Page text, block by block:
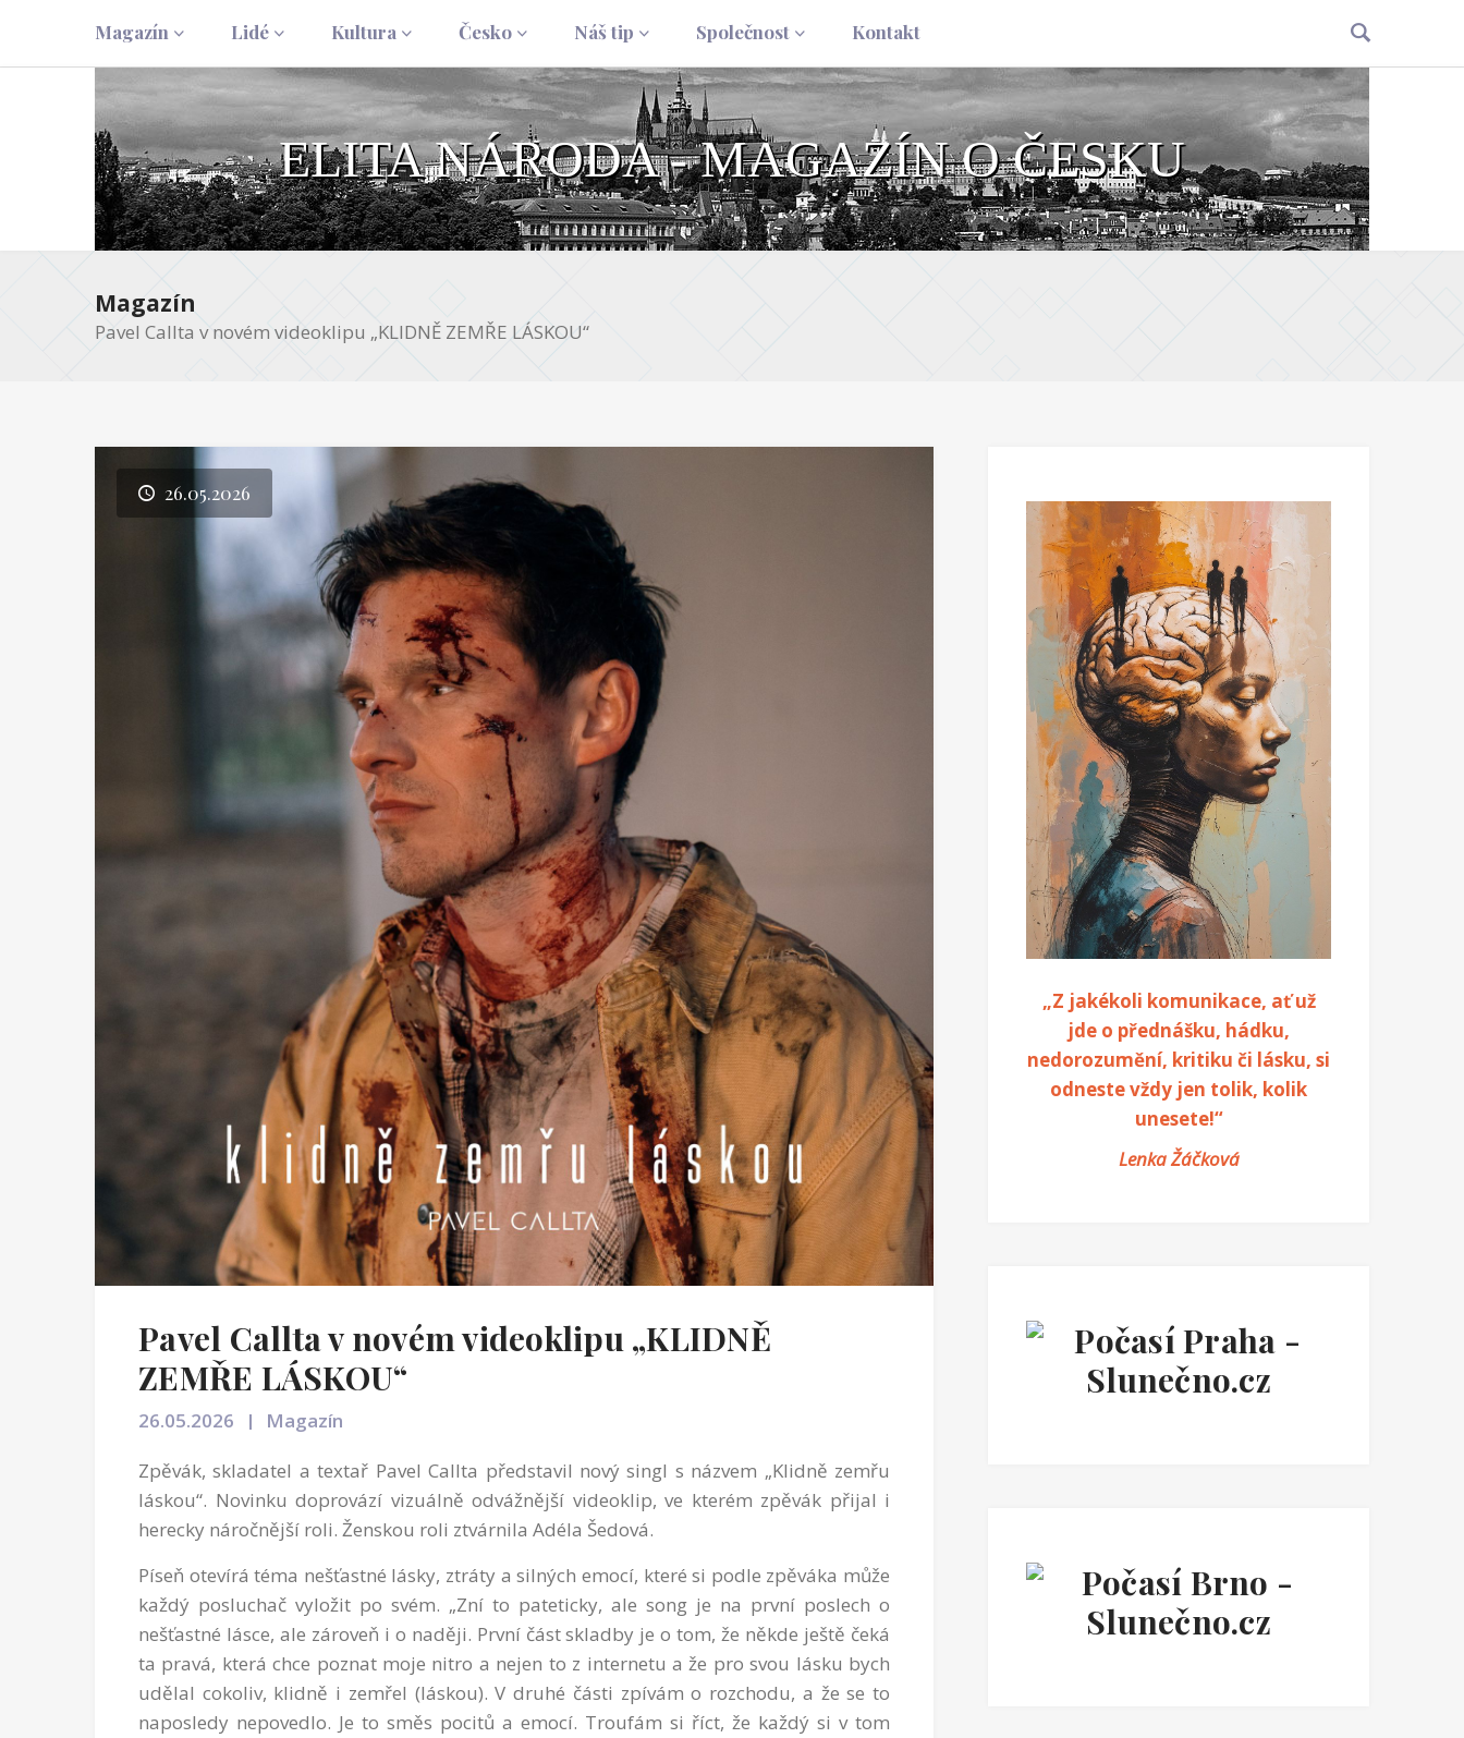
Magazín Lidé Kultura Česko Náš tip Společnost Kontakt
ELITA NÁRODA - MAGAZÍN O ČESKU
Magazín
Pavel Callta v novém videoklipu „KLIDNĚ ZEMŘE LÁSKOU“
26.05.2026
Pavel Callta v novém videoklipu „KLIDNĚ
ZEMŘE LÁSKOU“
26.05.2026
Magazín
Zpěvák, skladatel a textař Pavel Callta představil nový singl s názvem „Klidně zemřu
láskou“. Novinku doprovází vizuálně odvážnější videoklip, ve kterém zpěvák přijal i
herecky náročnější roli. Ženskou roli ztvárnila Adéla Šedová.
Píseň otevírá téma nešťastné lásky, ztráty a silných emocí, které si podle zpěváka může
každý posluchač vyložit po svém. „Zní to pateticky, ale song je na první poslech o
nešťastné lásce, ale zároveň i o naději. První část skladby je o tom, že někde ještě čeká
ta pravá, která chce poznat moje nitro a nejen to z internetu a že pro svou lásku bych
udělal cokoliv, klidně i zemřel (láskou). V druhé části zpívám o rozchodu, a že se to
naposledy nepovedlo. Je to směs pocitů a emocí. Troufám si říct, že každý si v tom
„Z jakékoli komunikace, ať už
jde o přednášku, hádku,
nedorozumění, kritiku či lásku, si
odneste vždy jen tolik, kolik
unesete!“
Lenka Žáčková